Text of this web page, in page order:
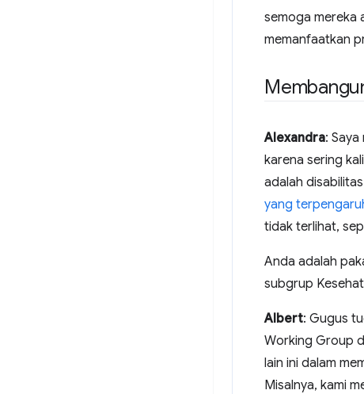
semoga mereka
memanfaatkan
Alexandra:
karena sering
adalah
yang
tidak terlihat,
Anda adalah
subgrup
Albert: Gugus
Working Group
lain ini dalam
Misalnya, kami